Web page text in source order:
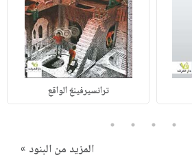
ترانسيرفينغ الواقع
2
3
4
5
المزيد من البنود »